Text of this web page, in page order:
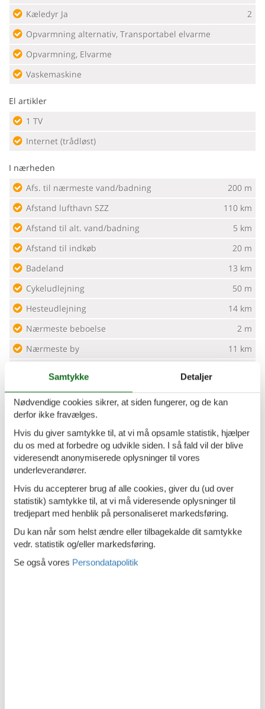
Kæledyr Ja
2
Opvarmning alternativ, Transportabel elvarme
Opvarmning, Elvarme
Vaskemaskine
El artikler
1 TV
Internet (trådløst)
I nærheden
Afs. til nærmeste vand/badning
200 m
Afstand lufthavn SZZ
110 km
Afstand til alt. vand/badning
5 km
Afstand til indkøb
20 m
Badeland
13 km
Cykeludlejning
50 m
Hesteudlejning
14 km
Nærmeste beboelse
2 m
Nærmeste by
11 km
Koncepter
Kvalitetshavemøbler
Røgfrit hus
Tæt på havet
Køkken
El-plader
2 kogeplader
Køkkenet har v/k vand
Køleskab
Mikroovn
Samtykke Detaljer
Nødvendige cookies sikrer, at siden fungerer, og de kan
derfor ikke fravælges.
Hvis du giver samtykke til, at vi må opsamle statistik, hjælper
du os med at forbedre og udvikle siden. I så fald vil der blive
videresendt anonymiserede oplysninger til vores
underleverandører.
Hvis du accepterer brug af alle cookies, giver du (ud over
statistik) samtykke til, at vi må videresende oplysninger til
tredjepart med henblik på personaliseret markedsføring.
Du kan når som helst ændre eller tilbagekalde dit samtykke
vedr. statistik og/eller markedsføring.
Se også vores Persondatapolitik